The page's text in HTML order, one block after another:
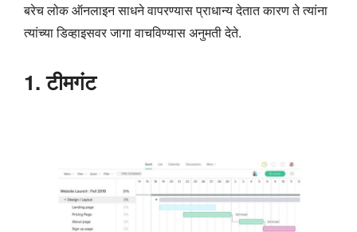
बरेच लोक ऑनलाइन साधने वापरण्यास प्राधान्य देतात कारण ते त्यांना
त्यांच्या डिव्हाइसवर जागा वाचविण्यास अनुमती देते.
1. टीमगंट